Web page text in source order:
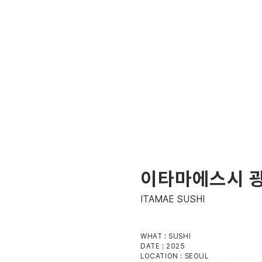
이타마에스시
WHAT : SUSHI
DATE : 2025
LOCATION : SEOUL
ITAMAE SUSHI